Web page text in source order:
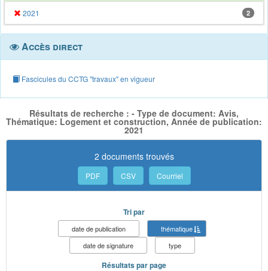
2021 2
Accès direct
Fascicules du CCTG "travaux" en vigueur
Résultats de recherche : - Type de document: Avis,
Thématique: Logement et construction, Année de publication:
2021
2 documents trouvés
PDF CSV Courriel
Tri par
date de publication
thématique
date de signature
type
Résultats par page